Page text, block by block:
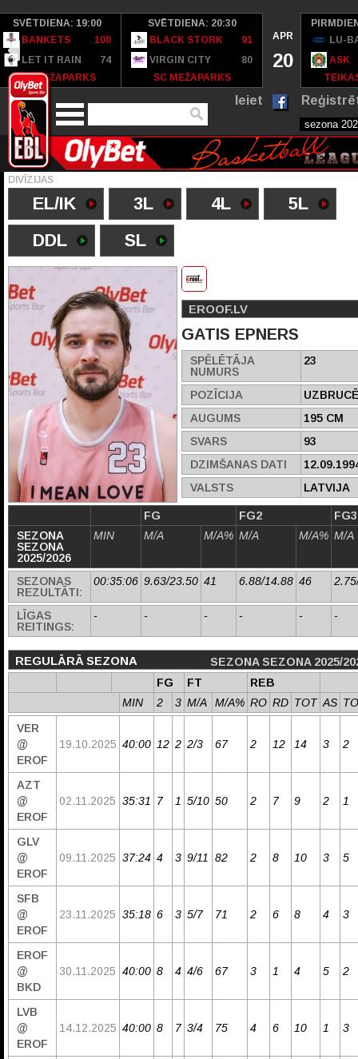
SVĒTDIENA: 19:00
BANKETS
100
LET IT RAIN
74
SC MEŽAPARKS
SVĒTDIENA: 20:30
BLACK STORK
91
VIRGIN CITY
80
SC MEŽAPARKS
APR
20
LU-
ASK
Ieiet
DIVĪZIJAS
EL/IK 3L 4L
5L
DDL
SL
EROOF.LV
GATIS EPNERS
SPĒLĒTĀJA
NUMURS
23
POZĪCIJA
AUGUMS
195 CM
SVARS
93
DZIMŠANAS DATI
VALSTS
LATVIJA
FG FG2
FG3
SEZONA
SEZONA
2025/2026
MIN M/A M/A% M/A M/A% M/A
SEZONAS
REZULTĀTI:
00:35:06 9.63/23.50 41 6.88/14.88 46
LĪGAS
REITINGS:
- - - - - -
REGULĀRĀ SEZONA
SEZONA SEZONA 2025/
FG
FT
REB
MIN
2 3 M/A M/A% RO RD TOT AS TO
VER
@
EROF
19.10.2025 40:00 12 2 2/3 67 2 12 14 3 2
AZT
@
EROF
02.11.2025 35:31 7 1 5/10 50 2 7 9 2 1
GLV
@
EROF
09.11.2025 37:24 4 3 9/11 82 2 8 10 3 5
SFB
@
EROF
23.11.2025 35:18 6 3 5/7 71 2 6 8 4 3
EROF
@
BKD
30.11.2025 40:00 8 4 4/6 67 3 1 4 5 2
LVB
@
EROF
14.12.2025 40:00 8 7 3/4 75 4 6 10 1 3